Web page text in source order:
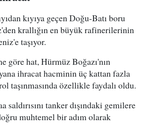
kıyıya geçen Doğu-Batı boru
krallığın en büyük rafinerilerinin
taşıyor.
göre hat, Hürmüz Boğazı'nın
ihracat hacminin üç kattan fazla
taşınmasında özellikle faydalı oldu.
saldırısını tanker dışındaki gemilere
muhtemel bir adım olarak